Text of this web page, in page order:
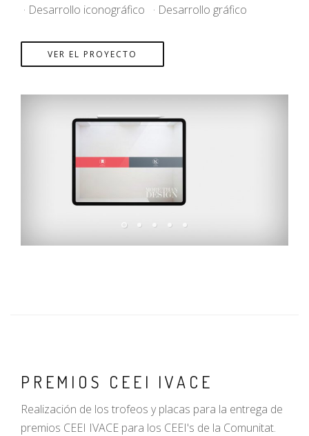
· Desarrollo iconográfico · Desarrollo gráfico
VER EL PROYECTO
PREMIOS CEEI IVACE
Realización de los trofeos y placas para la entrega de
premios CEEI IVACE para los CEEI's de la Comunitat.